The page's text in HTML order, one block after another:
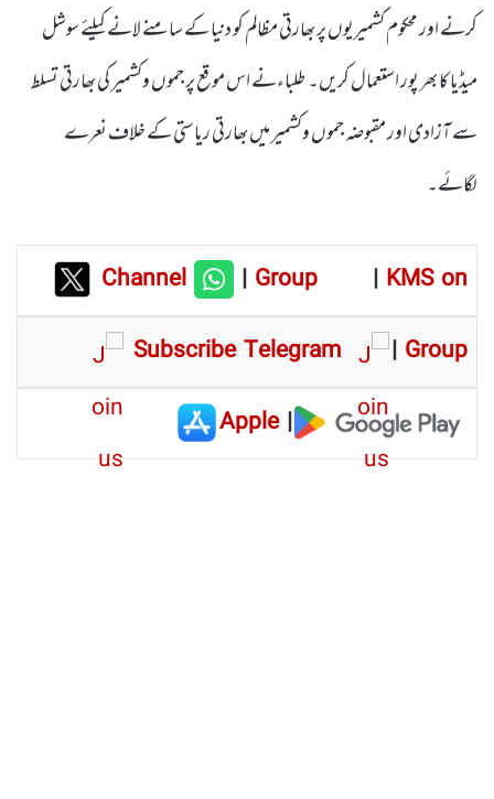
کرنے اور محکوم کشمیریوں پر بھارتی مظالم کو دنیا کے سامنے لانے کیلئے سوشل
میڈیا کا بھر پور استعمال کریں۔ طلباءنے اس موقع پر جموں وکشمیر کی بھارتی تسلط
سے آزادی اور مقبوضہ جموں وکشمیر میں بھارتی ریاستی کے خلاف نعرے
لگائے۔
Channel |Group | KMS on
Subscribe Telegram
| Group
|
Apple